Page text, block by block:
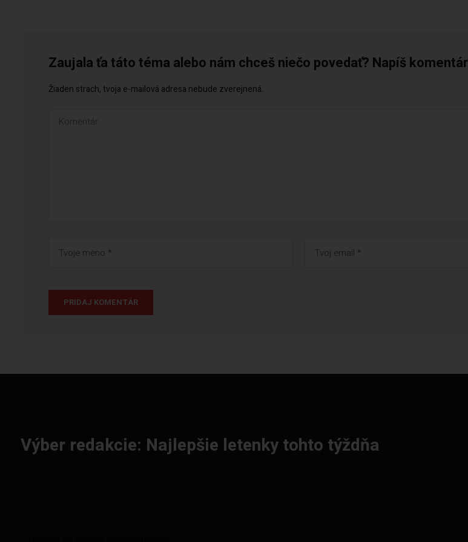
Zaujala ťa táto téma alebo nám chceš niečo povedať? Napíš komentár
Žiaden strach, tvoja e-mailová adresa nebude zverejnená.
Výber redakcie: Najlepšie letenky tohto týždňa